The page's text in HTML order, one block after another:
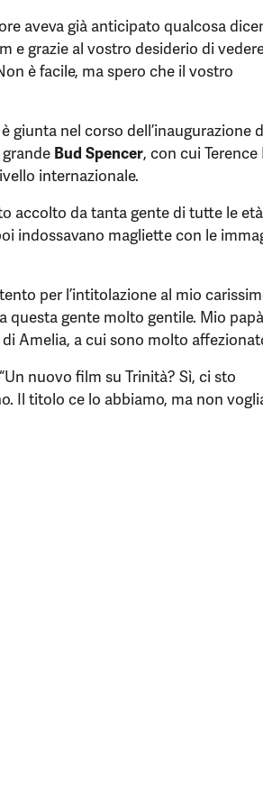
aveva già anticipato qualcosa
e grazie al vostro desiderio di
è facile, ma spero che il vostro
giunta nel corso dell’inaugurazione
Bud Spencer, con cui Terence
internazionale.
accolto da tanta gente di tutte le
indossavano magliette con le
per l’intitolazione al mio
questa gente molto gentile. Mio
Amelia, a cui sono molto
nuovo film su Trinità? Sì, ci sto
Il titolo ce lo abbiamo, ma non